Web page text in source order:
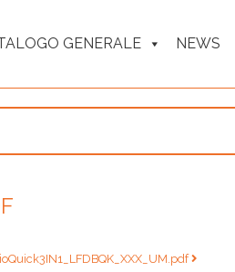
GENERALE NEWS